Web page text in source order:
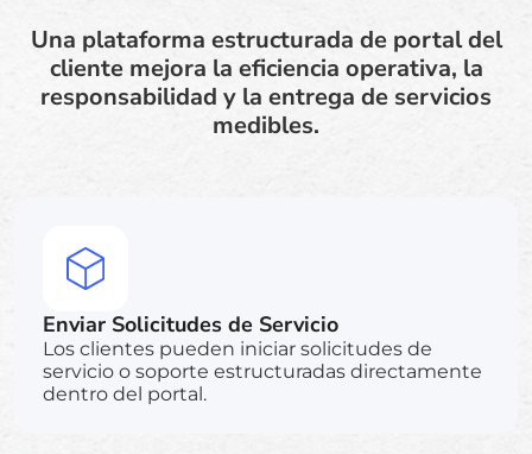
Una plataforma estructurada de portal del
cliente mejora la eficiencia operativa, la
responsabilidad y la entrega de servicios
medibles.
Enviar Solicitudes de Servicio
Los clientes pueden iniciar solicitudes de
servicio o soporte estructuradas directamente
dentro del portal.